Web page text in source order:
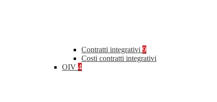
Contratti integrativi 9
Costi contratti integrativi
OIV 4